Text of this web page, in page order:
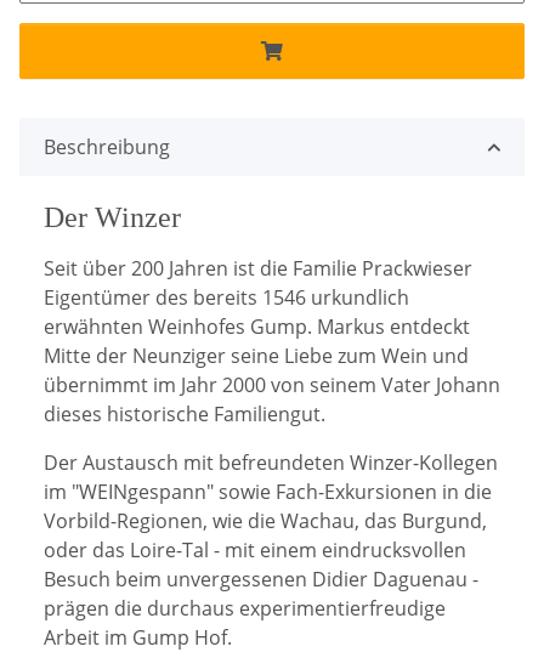
Beschreibung
Der Winzer
Seit über 200 Jahren ist die Familie Prackwieser
Eigentümer des bereits 1546 urkundlich
erwähnten Weinhofes Gump. Markus entdeckt
Mitte der Neunziger seine Liebe zum Wein und
übernimmt im Jahr 2000 von seinem Vater Johann
dieses historische Familiengut.
Der Austausch mit befreundeten Winzer-Kollegen
im "WEINgespann" sowie Fach-Exkursionen in die
Vorbild-Regionen, wie die Wachau, das Burgund,
oder das Loire-Tal - mit einem eindrucksvollen
Besuch beim unvergessenen Didier Daguenau -
prägen die durchaus experimentierfreudige
Arbeit im Gump Hof.